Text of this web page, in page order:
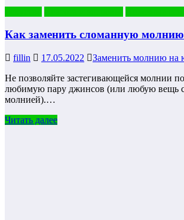
Как заменить сломанную молнию
fillin 17.05.2022
Заменить молнию на
Не позволяйте застегивающейся молнии
любимую пару джинсов (или любую вещь с
молнией).…
Читать далее